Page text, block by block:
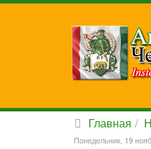
Главная
Понедельник, 19